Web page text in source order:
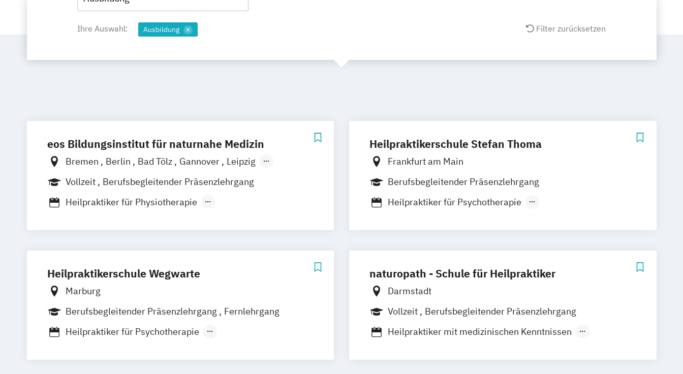
Ihre Auswahl: Ausbildung Filter zurücksetzen
eos Bildungsinstitut für naturnahe Medizin
Bremen Berlin Bad Tölz Gannover
Leipzig
Chemnitz
Darmstadt Bad Säckingen
Hamburg
Rostock
Ottersberg
Bad Elster Hannover München
Schwandorf
Vollzeit
Berufsbegleitender Präsenzlehrgang
Heilpraktiker für Physiotherapie
Heilpraktikerausbildung für Psychotherapie
Heilpraktikerschule Stefan Thoma
Frankfurt am Main
Berufsbegleitender Präsenzlehrgang
Heilpraktiker für Psychotherapie
Heilpraktiker ohne medizinische Kenntnisse
Heilpraktikerschule Wegwarte
Marburg
Berufsbegleitender Präsenzlehrgang
Fernlehrgang
Heilpraktiker für Psychotherapie
Heilpraktiker ohne medizinische Kenntnisse
naturopath - Schule für Heilpraktiker
Darmstadt
Vollzeit
Berufsbegleitender Präsenzlehrgang
Heilpraktiker mit medizinischen Kenntnissen
Heilpraktikerausbildung für Psychotherapie